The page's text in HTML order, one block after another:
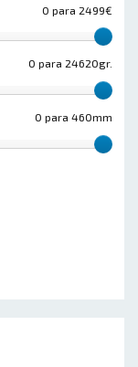
0 para 2499€
0 para 24620gr.
0 para 460mm